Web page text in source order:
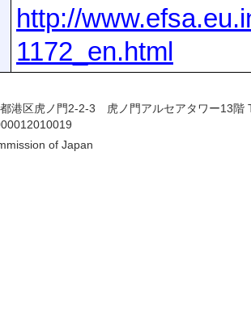
http://
1172_en.html
港区虎ノ門2-2-3 虎ノ門アルセアタワー13階
of Japan